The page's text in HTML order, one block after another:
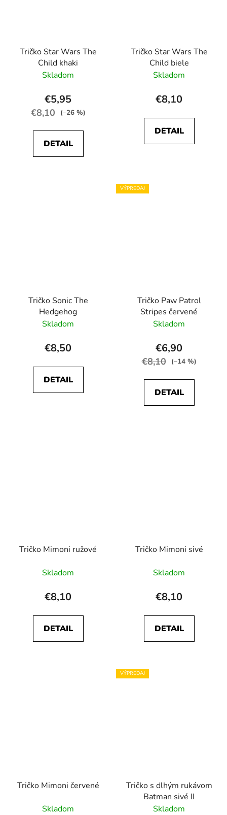
Tričko Star Wars The
Child khaki
Skladom
€5,95
€8,10 (–26 %)
DETAIL
Tričko Star Wars The
Child biele
Skladom
€8,10
DETAIL
Tričko Sonic The
Hedgehog
Skladom
€8,50
DETAIL
VÝPREDAJ
Tričko Paw Patrol
Stripes červené
Skladom
€6,90
€8,10 (–14 %)
DETAIL
Tričko Mimoni ružové
Skladom
€8,10
DETAIL
Tričko Mimoni sivé
Skladom
€8,10
DETAIL
Tričko Mimoni červené
Skladom
VÝPREDAJ
Tričko s dlhým rukávom
Batman sivé II
Skladom